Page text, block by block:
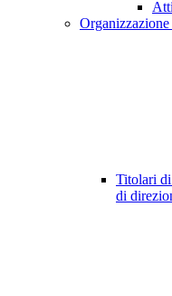
Organizzazione
Titolari
di